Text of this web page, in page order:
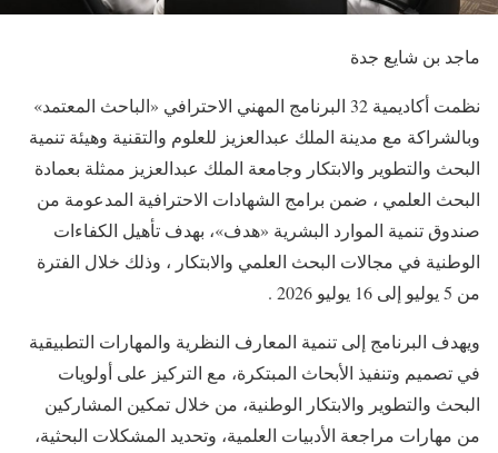
ماجد بن شايع جدة
نظمت أكاديمية 32 البرنامج المهني الاحترافي «الباحث المعتمد»
وبالشراكة مع مدينة الملك عبدالعزيز للعلوم والتقنية وهيئة تنمية
البحث والتطوير والابتكار وجامعة الملك عبدالعزيز ممثلة بعمادة
البحث العلمي ، ضمن برامج الشهادات الاحترافية المدعومة من
صندوق تنمية الموارد البشرية «هدف»، بهدف تأهيل الكفاءات
الوطنية في مجالات البحث العلمي والابتكار ، وذلك خلال الفترة
من 5 يوليو إلى 16 يوليو 2026 .
ويهدف البرنامج إلى تنمية المعارف النظرية والمهارات التطبيقية
في تصميم وتنفيذ الأبحاث المبتكرة، مع التركيز على أولويات
البحث والتطوير والابتكار الوطنية، من خلال تمكين المشاركين
من مهارات مراجعة الأدبيات العلمية، وتحديد المشكلات البحثية،